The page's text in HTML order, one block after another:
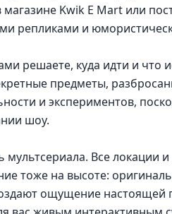
Kwik E Mart или
репликами и
решаете, куда идти и что
предметы,
и экспериментов,
шоу.
Все локации
тоже на высоте:
ощущение настоящей